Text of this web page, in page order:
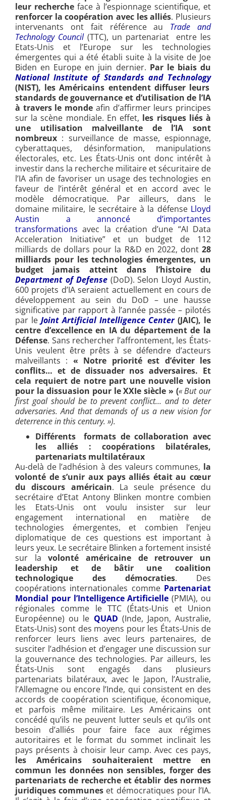
leur recherche face à l’espionnage scientifique, et
renforcer la coopération avec les alliés. Plusieurs
intervenants ont fait référence au Trade and
Technology Council (TTC), un partenariat entre les
Etats-Unis et l’Europe sur les technologies
émergentes qui a été établi suite à la visite de Joe
Biden en Europe en juin dernier. Par le biais du
National Institute of Standards and Technology
(NIST), les Américains entendent diffuser leurs
standards de gouvernance et d’utilisation de l’IA
à travers le monde afin d’affirmer leurs principes
sur la scène mondiale. En effet, les risques liés à
une utilisation malveillante de l’IA sont
nombreux : surveillance de masse, espionnage,
cyberattaques, désinformation, manipulations
électorales, etc. Les États-Unis ont donc intérêt à
investir dans la recherche militaire et sécuritaire de
l’IA afin de favoriser un usage des technologies en
faveur de l’intérêt général et en accord avec le
modèle démocratique. Par ailleurs, dans le
domaine militaire, le secrétaire à la défense Lloyd
Austin a annoncé d’importantes
transformations avec la création d’une “AI Data
Acceleration Initiative” et un budget de 112
milliards de dollars pour la R&D en 2022, dont 28
milliards pour les technologies émergentes, un
budget jamais atteint dans l’histoire du
Department of Defense(DoD). Selon Lloyd Austin,
600 projets d’IA seraient actuellement en cours de
développement au sein du DoD – une hausse
significative par rapport à l’année passée – pilotés
par le Joint Artificial Intelligence Center (JAIC), le
centre d’excellence en IA du département de la
Défense. Sans rechercher l’affrontement, les États-
Unis veulent être prêts à se défendre d’acteurs
malveillants : « Notre priorité est d’éviter les
conflits… et de dissuader nos adversaires. Et
cela requiert de notre part une nouvelle vision
pour la dissuasion pour le XXIe siècle » («But our
first goal should be to prevent conflict… and to deter
adversaries. And that demands of us a new vision for
deterrence in this century. »).
Différents formats de collaboration avec
les alliés : coopérations bilatérales,
partenariats multilatéraux
Au-delà de l’adhésion à des valeurs communes, la
volonté de s’unir aux pays alliés était au cœur
du discours américain. La seule présence du
secrétaire d’Etat Antony Blinken montre combien
les Etats-Unis ont voulu insister sur leur
engagement international en matière de
technologies émergentes, et combien l’enjeu
diplomatique de ces questions est important à
leurs yeux. Le secrétaire Blinken a fortement insisté
sur la volonté américaine de retrouver un
leadership et de bâtir une coalition
technologique des démocraties. Des
coopérations internationales comme Partenariat
Mondial pour l’Intelligence Artificielle (PMIA), ou
régionales comme le TTC (États-Unis et Union
Européenne) ou le QUAD (Inde, Japon, Australie,
Etats-Unis) sont des moyens pour les États-Unis de
renforcer leurs liens avec leurs partenaires, de
susciter l’adhésion et d’engager une discussion sur
la gouvernance des technologies. Par ailleurs, les
États-Unis sont engagés dans plusieurs
partenariats bilatéraux, avec le Japon, l’Australie,
l’Allemagne ou encore l’Inde, qui consistent en des
accords de coopération scientifique, économique,
et parfois même militaire. Les Américains ont
concédé qu’ils ne peuvent lutter seuls et qu’ils ont
besoin d’alliés pour faire face aux régimes
autoritaires et le format du sommet inclinait les
pays présents à choisir leur camp. Avec ces pays,
les Américains souhaiteraient mettre en
commun les données non sensibles, forger des
partenariats de recherche et établir des normes
juridiques communes et démocratiques pour l’IA.